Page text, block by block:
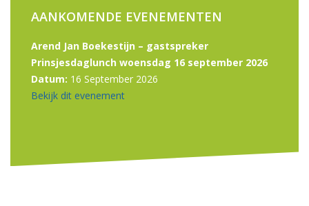
AANKOMENDE EVENEMENTEN
Arend Jan Boekestijn – gastspreker
Prinsjesdaglunch woensdag 16 september 2026
Datum: 16 September 2026
Bekijk dit evenement